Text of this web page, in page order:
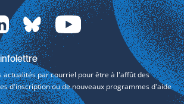
LinkedIn-
svg
bluesky-
svg
YouTube-
svg
actualités par courriel pour être à l'affût des
d'inscription ou de nouveaux programmes d'aide